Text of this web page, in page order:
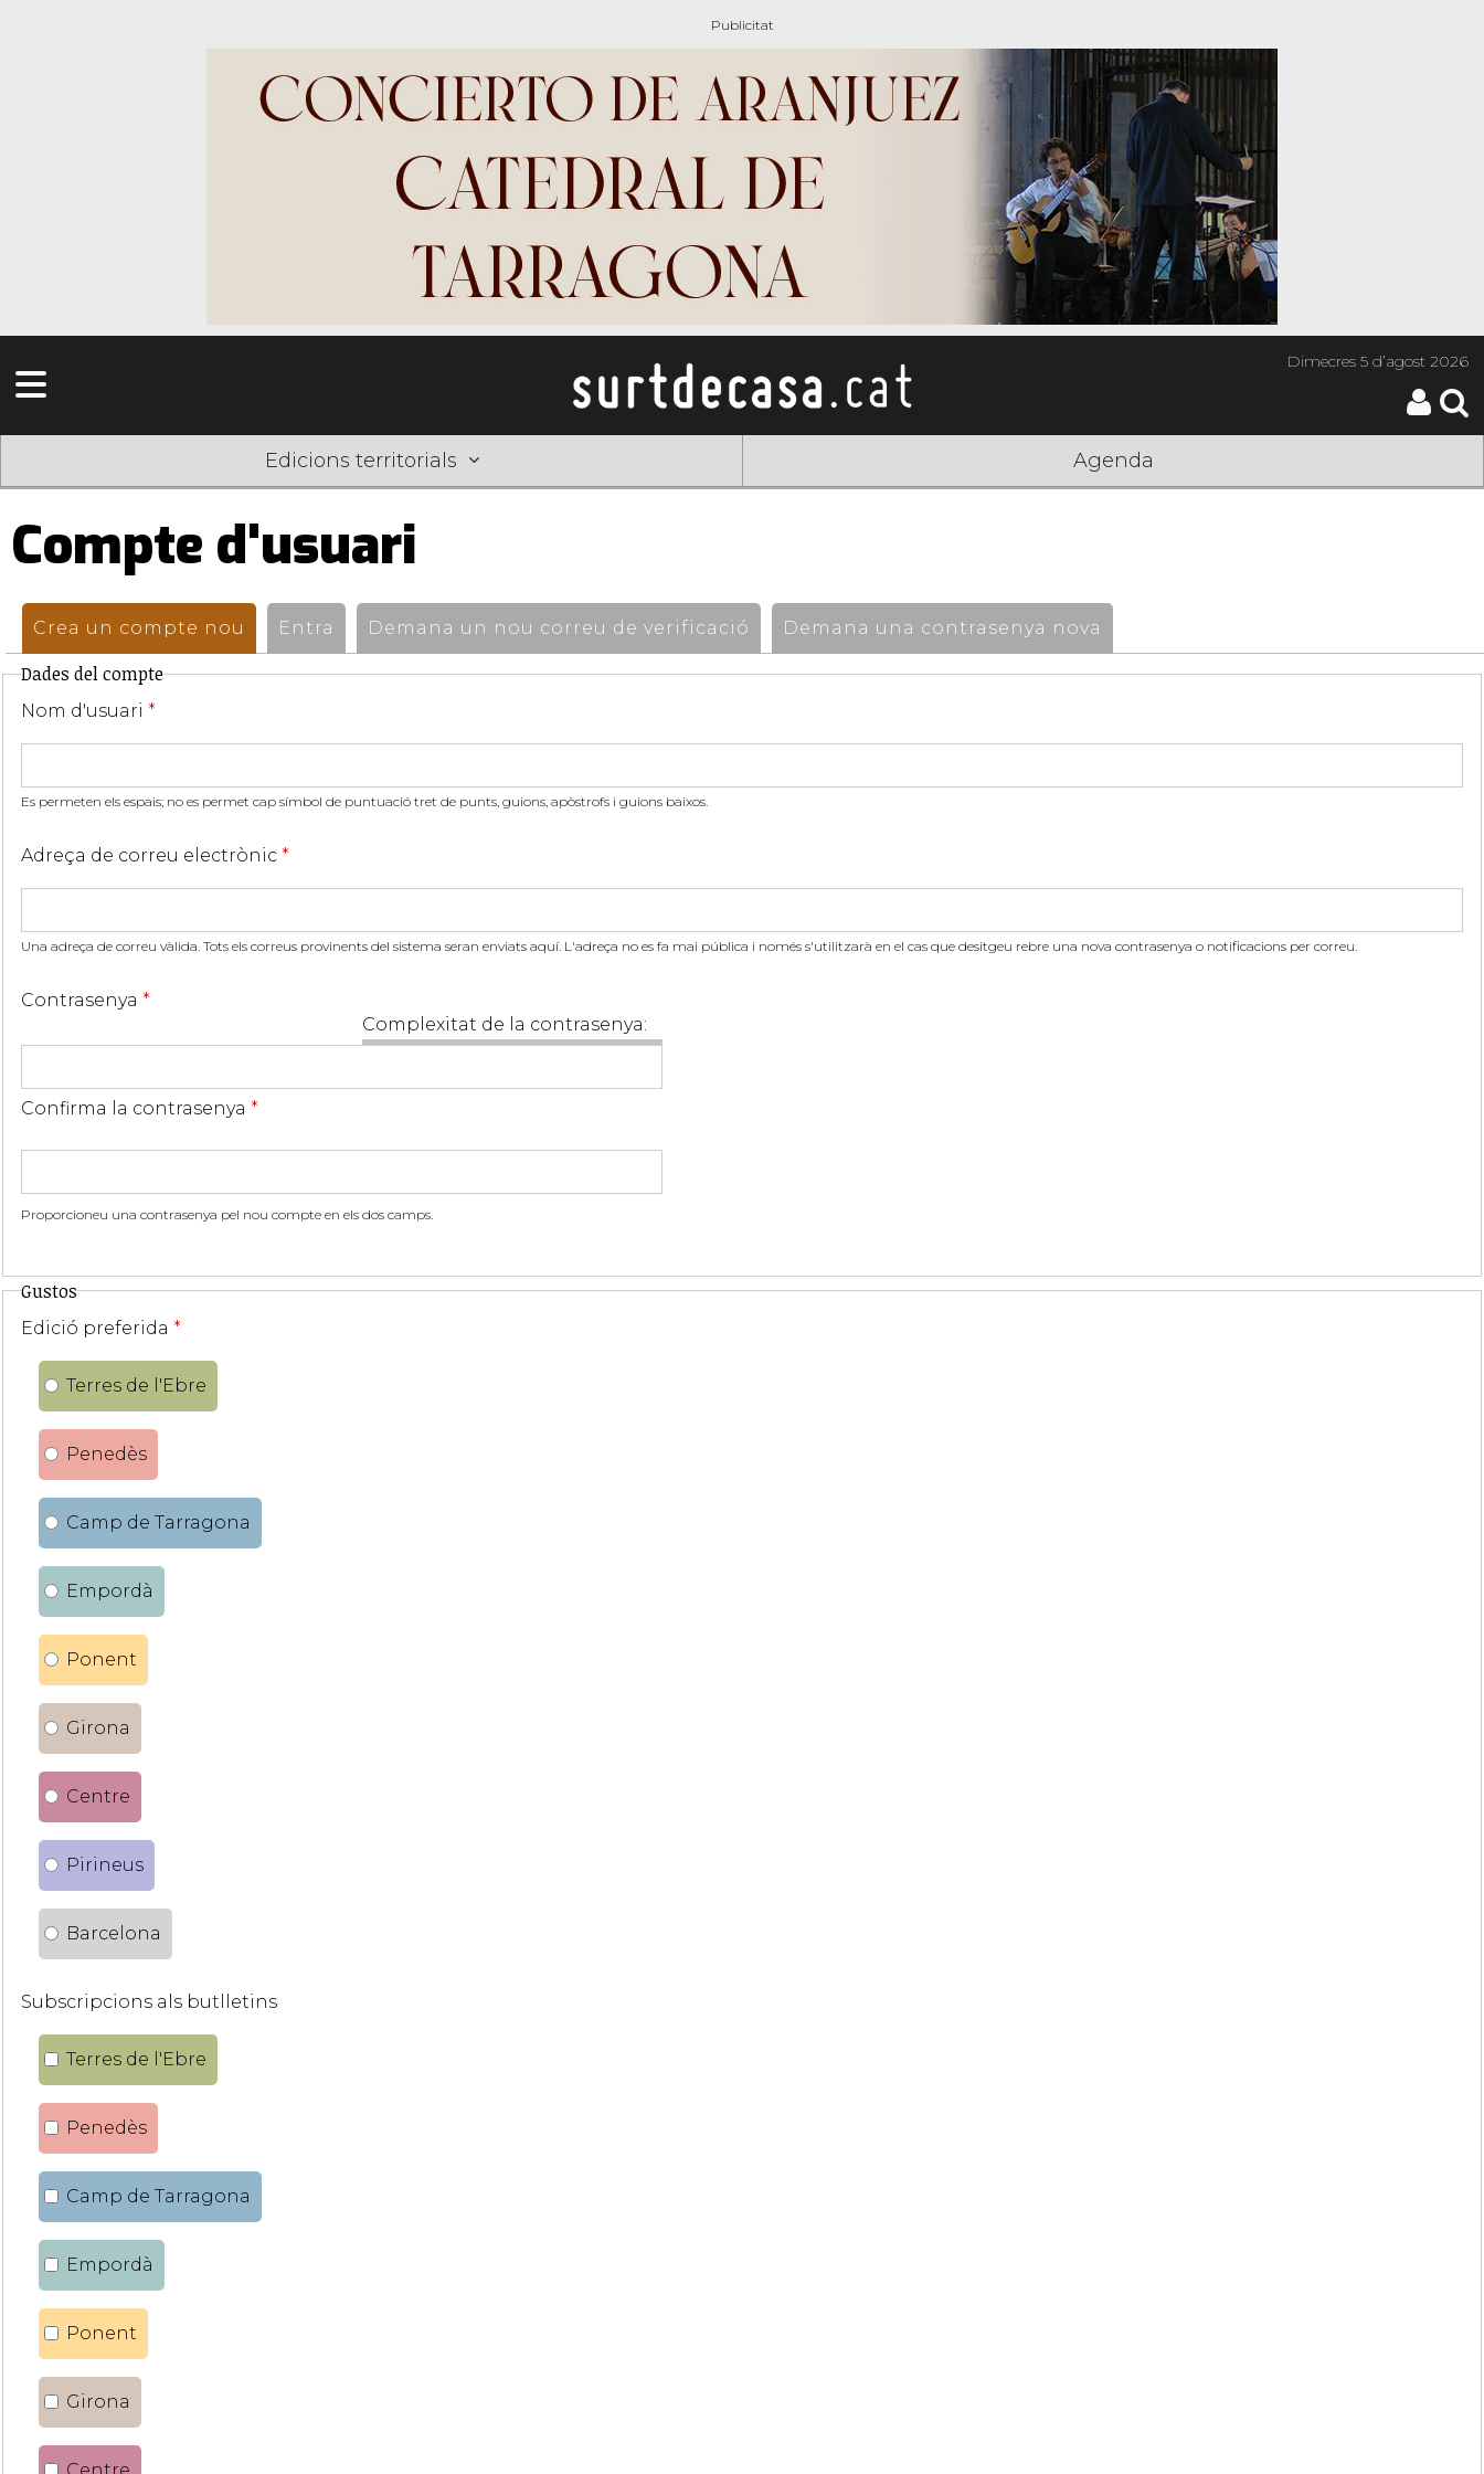
Dimecres5 d’agost 2026
Edicions territorials Agenda
Compte d'usuari
Pestanyes
primàries
Crea un compte nou (pestanya activa)
Entra Demana un nou correu de verificació Demana una contrasenya nova
Dades del compte
Nom d'usuari *
Es permeten els espais; no es permet cap símbol de puntuació tret de punts, guions, apòstrofs i guions baixos.
Adreça de correu electrònic *
Una adreça de correu vàlida. Tots els correus provinents del sistema seran enviats aquí. L'adreça no es fa mai pública i només s'utilitzarà en el cas que desitgeu rebre una nova contrasenya o notificacions per correu.
Complexitat de la contrasenya:
Contrasenya *
Confirma la contrasenya *
Proporcioneu una contrasenya pel nou compte en els dos camps.
Gustos
Edició preferida *
Terres de l'Ebre
Penedès
Camp de Tarragona
Empordà
Ponent
Girona
Centre
Pirineus
Barcelona
Subscripcions als butlletins
Terres de l'Ebre
Penedès
Camp de Tarragona
Empordà
Ponent
Girona